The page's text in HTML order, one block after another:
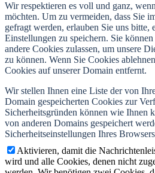
Wir respektieren es voll und ganz,
möchten. Um zu vermeiden, dass Sie
gefragt werden, erlauben Sie uns bitte,
Einstellungen zu speichern. Sie
andere Cookies zulassen, um unsere
zu können. Wenn Sie Cookies
Cookies auf unserer Domain entfernt.
Wir stellen Ihnen eine Liste der von
Domain gespeicherten Cookies zur
Sicherheitsgründen können wie Ihnen
von anderen Domains gespeichert
Sicherheitseinstellungen Ihres
Aktivieren, damit die
wird und alle Cookies, denen nicht